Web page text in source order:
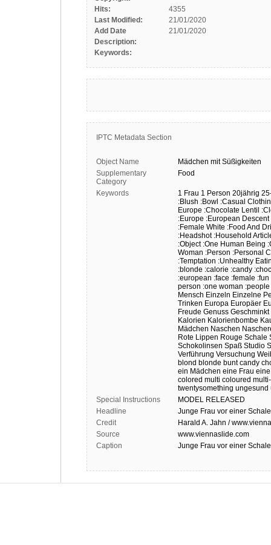
Hits:
4355
Last Modified:
21/01/2020
Add Date
21/01/2020
Description:
Keywords:
IPTC Metadata Section
Object Name Mädchen mit Süßigkeiten
Supplementary
Category
Food
Keywords 1 Frau 1 Person 20jährig
:Blush :Bowl :Casual
Europe :Chocolate Lentil
:Europe :European Descent
:Female White :Food And
:Headshot :Household
:Object :One Human Being
Woman :Person :Personal
:Temptation :Unhealthy
:blonde :calorie :candy
:european :face :female :fun
person :one woman :people
Mensch Einzeln Einzelne
Trinken Europa Europäer
Freude Genuss Geschminkt
Kalorien Kalorienbombe
Mädchen Naschen
Rote Lippen Rouge Schale
Schokolinsen Spaß Studio
Verführung Versuchung
blond blonde bunt candy
ein Mädchen eine Frau
colored multi coloured
twentysomething ungesund
Special Instructions
MODEL RELEASED
Headline
Junge Frau vor einer
Credit
Harald A. Jahn /
Source
www.viennaslide.com
Caption
Junge Frau vor einer